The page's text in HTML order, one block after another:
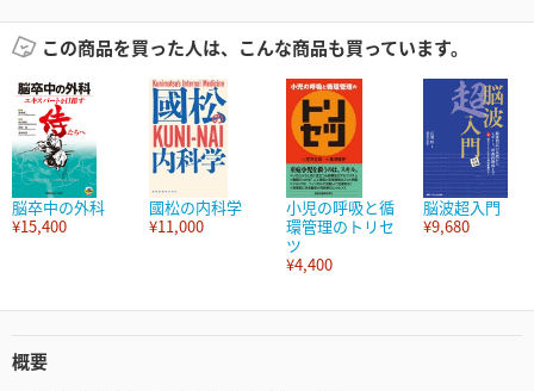
この商品を買った人は、こんな商品も買っています。
脳卒中の外科
¥15,400
國松の内科学
¥11,000
小児の呼吸と循
環管理のトリセ
ツ
¥4,400
脳波超入門
¥9,680
概要